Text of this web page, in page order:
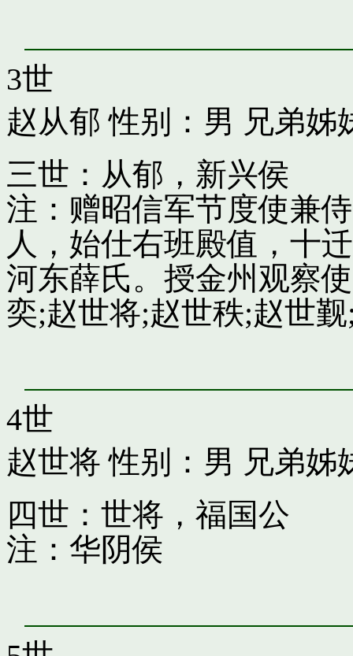
3世
赵从郁 性别：男 兄弟姊
三世：从郁，新兴侯
注：赠昭信军节度使兼
人，始仕右班殿值，十
河东薛氏。授金州观察
奕;赵世将;赵世秩;赵世
4世
赵世将 性别：男 兄弟姊
四世：世将，福国公
注：华阴侯